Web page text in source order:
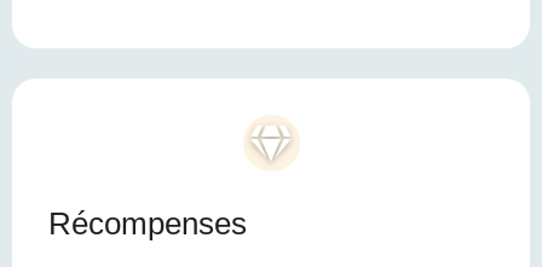
Récompenses